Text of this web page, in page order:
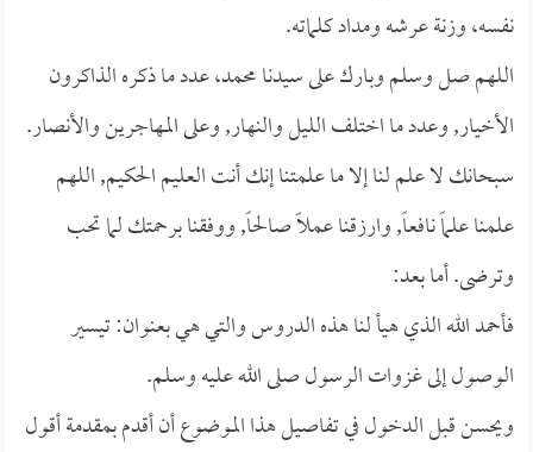
نفسه، وزنة عرشه ومداد كلماته.
اللهم صل وسلم وبارك على سيدنا محمد، عدد ما ذكره الذاكرون
الأخيار, وعدد ما اختلف الليل والنهار, وعلى المهاجرين والأنصار.
سبحانك لا علم لنا إلا ما علمتنا إنك أنت العليم الحكيم, اللهم
علمنا علماً نافعاً, وارزقنا عملاً صالحاً, ووفقنا برحمتك لما تحب
وترضى. أما بعد:
فأحمد الله الذي هيأ لنا هذه الدروس والتي هي بعنوان: تيسير
الوصول إلى غزوات الرسول صلى الله عليه وسلم.
ويحسن قبل الدخول في تفاصيل هذا الموضوع أن أقدم بمقدمة أقول